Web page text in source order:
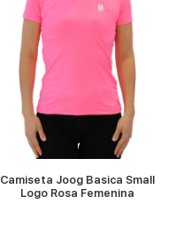
VER MÁS
Camiseta Joog Basica Small
Logo Rosa Femenina